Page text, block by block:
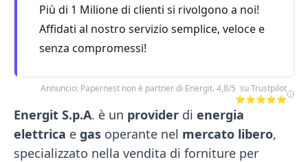
Più di 1 Milione di clienti si rivolgono a noi!
Affidati al nostro servizio semplice, veloce e
senza compromessi!
Annuncio: Papernest non è partner di Energit. 4,8/5 su Trustpilot
⭐⭐⭐⭐⭐
Energit S.p.A. è un provider di energia
elettrica e gas operante nel mercato libero,
specializzato nella vendita di forniture per